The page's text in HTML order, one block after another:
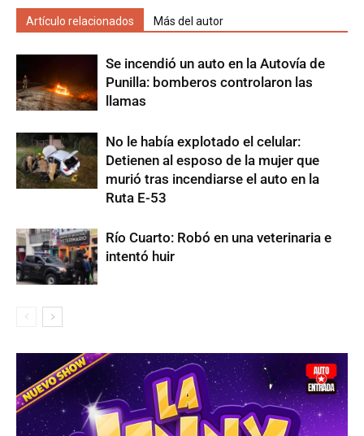
Artículo relacionados Más del autor
Se incendió un auto en la Autovía de
Punilla: bomberos controlaron las
llamas
No le había explotado el celular:
Detienen al esposo de la mujer que
murió tras incendiarse el auto en la
Ruta E-53
Río Cuarto: Robó en una veterinaria e
intentó huir